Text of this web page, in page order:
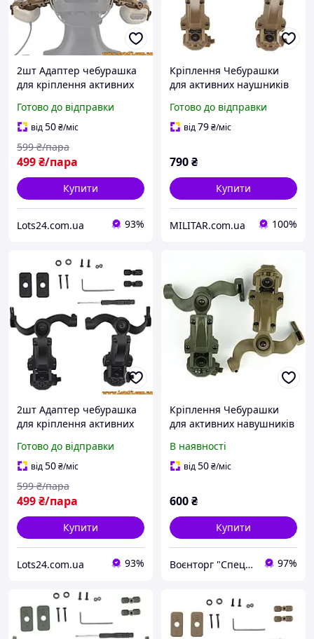
2шт Адаптер чебурашка
для кріплення активних
FAST ARC FMA Helmet Rail
кронштейн чебурашки на
каску ФАСТ Койот
Готово до відправки
від50₴/міс
499₴/пара
599 ₴/пара
Купити
Lots24.com.ua 93%
Кріплення Чебурашки
для активних наушників
team wendy), Койот
Готово до відправки
від79₴/міс
790₴
Купити
MILITAR.com.ua 100%
2шт Адаптер чебурашка
для кріплення активних
FAST ARC FMA Helmet Rail
кронштейн чебурашки на
каску ФАСТ Олива
Готово до відправки
від50₴/міс
499₴/пара
599 ₴/пара
Купити
Lots24.com.ua 93%
Кріплення Чебурашки
для активних навушників
team wendy)
В наявності
від50₴/міс
600₴
Купити
Воєнторг "Спецназ" - найкращий український військовий магазин — виробник! 97%